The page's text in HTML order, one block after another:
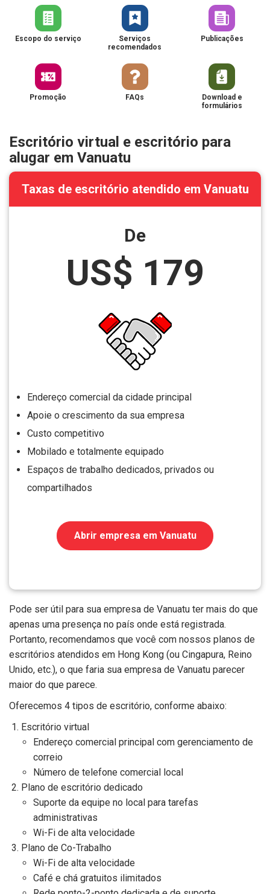
Escopo do serviço
Serviços
recomendados
Publicações
Promoção FAQs
Download e
formulários
Escritório virtual e escritório para
alugar em Vanuatu
Taxas de escritório atendido em Vanuatu
De
US$ 179
Endereço comercial da cidade principal
Apoie o crescimento da sua empresa
Custo competitivo
Mobilado e totalmente equipado
Espaços de trabalho dedicados, privados ou
compartilhados
Abrir empresa em Vanuatu
Pode ser útil para sua empresa de Vanuatu ter mais do que
apenas uma presença no país onde está registrada.
Portanto, recomendamos que você com nossos planos de
escritórios atendidos em Hong Kong (ou Cingapura, Reino
Unido, etc.), o que faria sua empresa de Vanuatu parecer
maior do que parece.
Oferecemos 4 tipos de escritório, conforme abaixo:
Escritório virtual
Endereço comercial principal com gerenciamento de
correio
Número de telefone comercial local
Plano de escritório dedicado
Suporte da equipe no local para tarefas
administrativas
Wi-Fi de alta velocidade
Plano de Co-Trabalho
Wi-Fi de alta velocidade
Café e chá gratuitos ilimitados